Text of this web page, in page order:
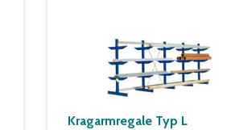
Kragarmregale Typ L